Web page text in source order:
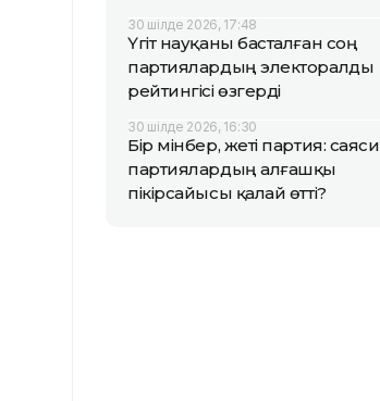
30 шілде 2026, 17:48
Үгіт науқаны басталған соң
партиялардың электоралды
рейтингісі өзгерді
30 шілде 2026, 16:30
Бір мінбер, жеті партия: саяси
партиялардың алғашқы
пікірсайысы қалай өтті?